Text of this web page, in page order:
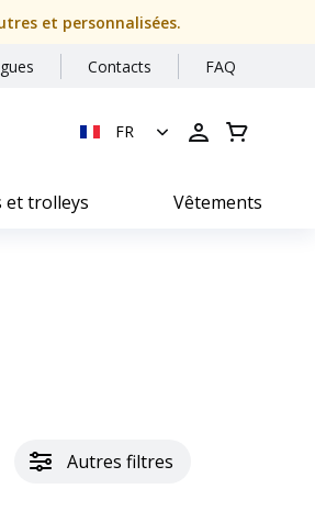
et personnalisées.
Contacts FAQ
FR
et trolleys Vêtements
Autres filtres